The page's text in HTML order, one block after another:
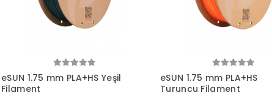
eSUN 1.75 mm PLA+HS Yeşil
Filament
eSUN 1.75 mm PLA+HS
Turuncu Filament